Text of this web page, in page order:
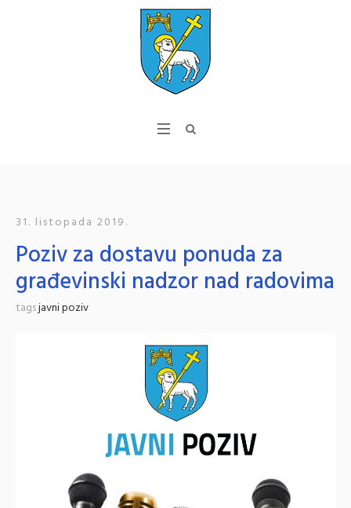
31. listopada 2019.
Poziv za dostavu ponuda za
građevinski nadzor nad radovima
tagsjavni poziv